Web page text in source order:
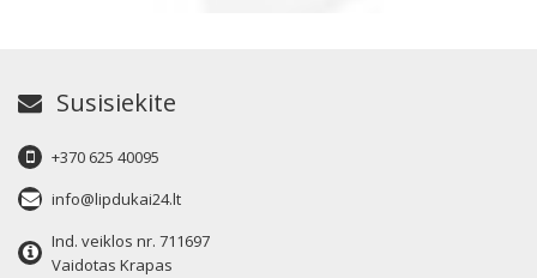
Susisiekite
+370 625 40095
info@lipdukai24.lt
Ind. veiklos nr. 711697
Vaidotas Krapas